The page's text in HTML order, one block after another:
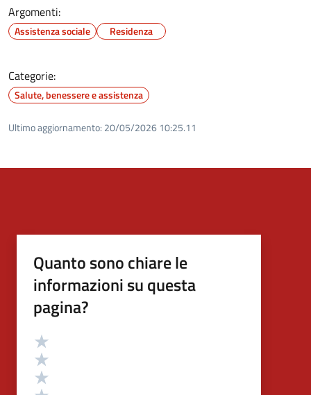
Argomenti:
Assistenza sociale Residenza
Categorie:
Salute, benessere e assistenza
Ultimo aggiornamento: 20/05/2026 10:25.11
Quanto sono chiare le
informazioni su questa
pagina?
Valutazione